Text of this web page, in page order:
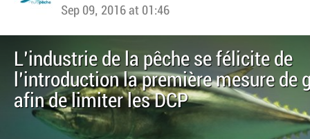
Sep 09, 2016 at 01:46
L'industrie de la pêche se félicite de
l'introduction la première mesure de
afin de limiter les DCP